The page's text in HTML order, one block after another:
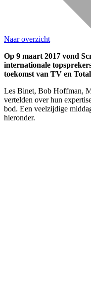
Naar overzicht
Op 9 maart 2017 vond
internationale
toekomst van TV en
Les Binet, Bob Hoffman,
vertelden over hun
bod. Een veelzijdige
hieronder.